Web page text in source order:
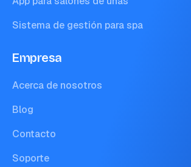
Sistema de gestión para spa
Empresa
Acerca de nosotros
Blog
Contacto
Soporte